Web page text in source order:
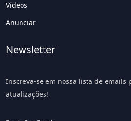
Vídeos
Anunciar
Newsletter
Inscreva-se em nossa lista de emails
atualizações!